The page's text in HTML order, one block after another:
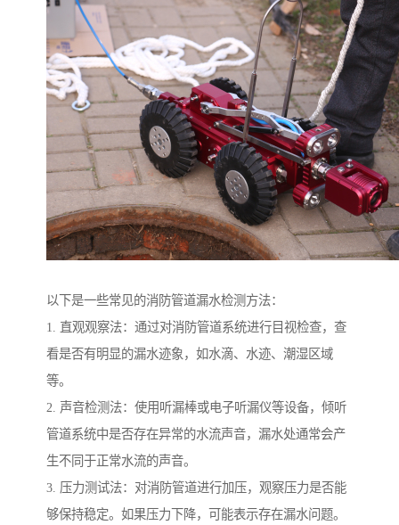
以下是一些常见的消防管道漏水检测方法：
1. 直观观察法：通过对消防管道系统进行目视检查，查
看是否有明显的漏水迹象，如水滴、水迹、潮湿区域
等。
2. 声音检测法：使用听漏棒或电子听漏仪等设备，倾听
管道系统中是否存在异常的水流声音，漏水处通常会产
生不同于正常水流的声音。
3. 压力测试法：对消防管道进行加压，观察压力是否能
够保持稳定。如果压力下降，可能表示存在漏水问题。